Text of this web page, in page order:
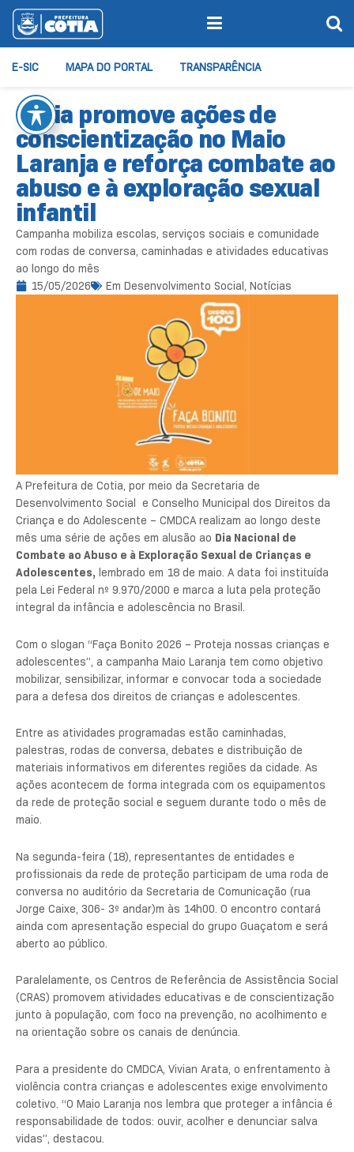
E-SIC MAPA DO PORTAL TRANSPARÊNCIA
Cotia promove ações de
conscientização no Maio
Laranja e reforça combate ao
abuso e à exploração sexual
infantil
Campanha mobiliza escolas, serviços sociais e comunidade
com rodas de conversa, caminhadas e atividades educativas
ao longo do mês
15/05/2026
Em Desenvolvimento Social, Notícias
A Prefeitura de Cotia, por meio da Secretaria de
Desenvolvimento Social e Conselho Municipal dos Direitos da
Criança e do Adolescente – CMDCA realizam ao longo deste
mês uma série de ações em alusão ao Dia Nacional de
Combate ao Abuso e à Exploração Sexual de Crianças e
Adolescentes, lembrado em 18 de maio. A data foi instituída
pela Lei Federal nº 9.970/2000 e marca a luta pela proteção
integral da infância e adolescência no Brasil.
Com o slogan “Faça Bonito 2026 – Proteja nossas crianças e
adolescentes”, a campanha Maio Laranja tem como objetivo
mobilizar, sensibilizar, informar e convocar toda a sociedade
para a defesa dos direitos de crianças e adolescentes.
Entre as atividades programadas estão caminhadas,
palestras, rodas de conversa, debates e distribuição de
materiais informativos em diferentes regiões da cidade. As
ações acontecem de forma integrada com os equipamentos
da rede de proteção social e seguem durante todo o mês de
maio.
Na segunda-feira (18), representantes de entidades e
profissionais da rede de proteção participam de uma roda de
conversa no auditório da Secretaria de Comunicação (rua
Jorge Caixe, 306- 3º andar)m às 14h00. O encontro contará
ainda com apresentação especial do grupo Guaçatom e será
aberto ao público.
Paralelamente, os Centros de Referência de Assistência Social
(CRAS) promovem atividades educativas e de conscientização
junto à população, com foco na prevenção, no acolhimento e
na orientação sobre os canais de denúncia.
Para a presidente do CMDCA, Vivian Arata, o enfrentamento à
violência contra crianças e adolescentes exige envolvimento
coletivo. “O Maio Laranja nos lembra que proteger a infância é
responsabilidade de todos: ouvir, acolher e denunciar salva
vidas”, destacou.